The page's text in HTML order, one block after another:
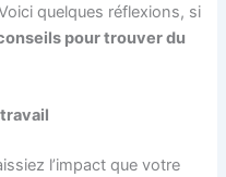
quelques réflexions, si
pour trouver du
l’impact que votre